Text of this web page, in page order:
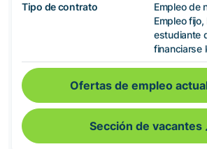
Tipo de contrato
Empleo de
Empleo
estudiante
financiarse
Ofertas de empleo
Sección de vacantes